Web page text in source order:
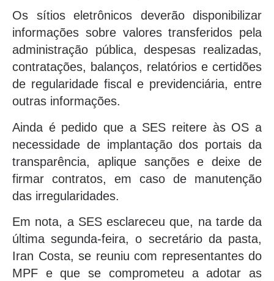
Os sítios eletrônicos deverão disponibilizar
informações sobre valores transferidos pela
administração pública, despesas realizadas,
contratações, balanços, relatórios e certidões
de regularidade fiscal e previdenciária, entre
outras informações.
Ainda é pedido que a SES reitere às OS a
necessidade de implantação dos portais da
transparência, aplique sanções e deixe de
firmar contratos, em caso de manutenção
das irregularidades.
Em nota, a SES esclareceu que, na tarde da
última segunda-feira, o secretário da pasta,
Iran Costa, se reuniu com representantes do
MPF e que se comprometeu a adotar as